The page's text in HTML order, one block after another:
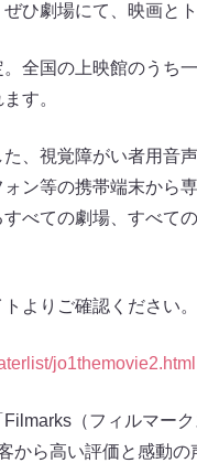
ひ劇場にて、映画と
全国の上映館のうち
す。
、視覚障がい者用音
ン等の携帯端末から
べての劇場、すべて
よりご確認ください。
jo1themovie2.html
（フィルマー
ら高い評価と感動の